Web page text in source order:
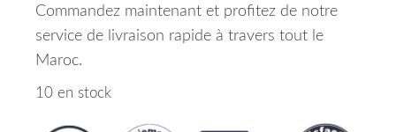
Commandez maintenant et profitez de notre
service de livraison rapide à travers tout le
Maroc.
10 en stock